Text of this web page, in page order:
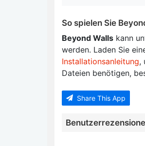
So spielen Sie
Beyond Walls kann
werden. Laden Sie
Installationsanleitung,
Dateien benötigen,
Share This App